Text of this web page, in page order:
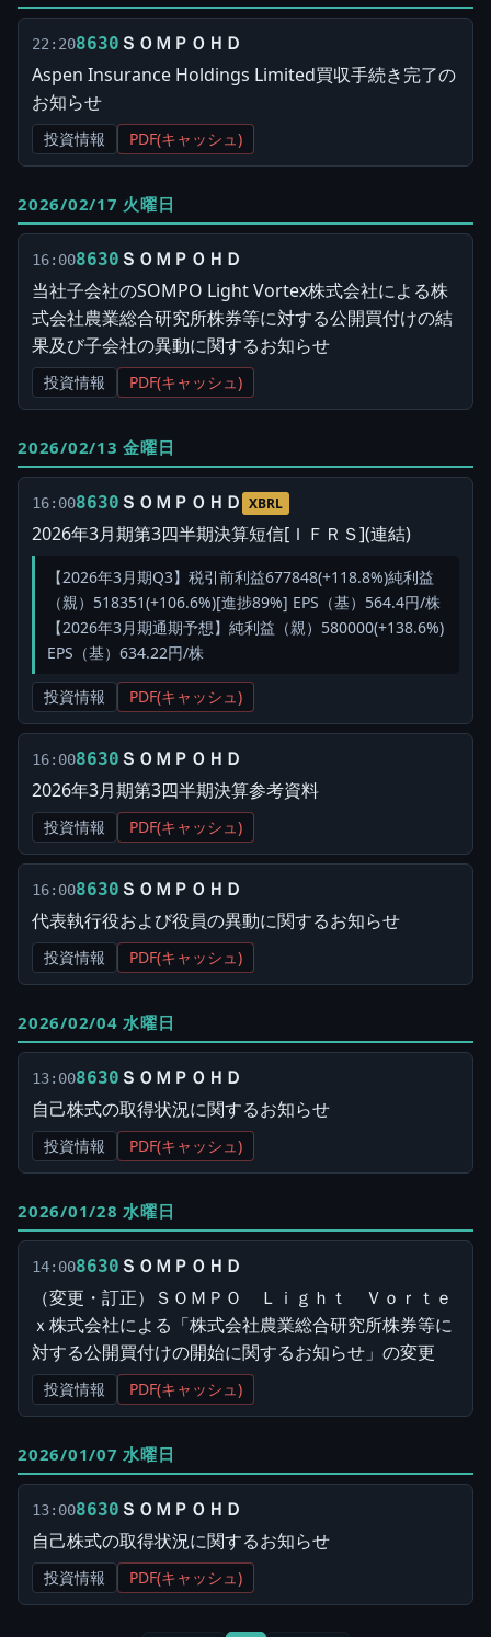
22:208630 ＳＯＭＰＯＨＤ
Aspen Insurance Holdings Limited買収手続き完了の
お知らせ
投資情報 PDF(キャッシュ)
2026/02/17 火曜日
16:008630 ＳＯＭＰＯＨＤ
当社子会社のSOMPO Light Vortex株式会社による株
式会社農業総合研究所株券等に対する公開買付けの結
果及び子会社の異動に関するお知らせ
投資情報 PDF(キャッシュ)
2026/02/13 金曜日
16:008630 ＳＯＭＰＯＨＤ XBRL
2026年3月期第3四半期決算短信[ＩＦＲＳ](連結)
【2026年3月期Q3】税引前利益677848(+118.8%)純利益
（親）518351(+106.6%)[進捗89%] EPS（基）564.4円/株
【2026年3月期通期予想】純利益（親）580000(+138.6%)
EPS（基）634.22円/株
投資情報 PDF(キャッシュ)
16:008630 ＳＯＭＰＯＨＤ
2026年3月期第3四半期決算参考資料
投資情報 PDF(キャッシュ)
16:008630 ＳＯＭＰＯＨＤ
代表執行役および役員の異動に関するお知らせ
投資情報 PDF(キャッシュ)
2026/02/04 水曜日
13:008630 ＳＯＭＰＯＨＤ
自己株式の取得状況に関するお知らせ
投資情報 PDF(キャッシュ)
2026/01/28 水曜日
14:008630 ＳＯＭＰＯＨＤ
（変更・訂正）ＳＯＭＰＯ Ｌｉｇｈｔ Ｖｏｒｔｅ
ｘ株式会社による「株式会社農業総合研究所株券等に
対する公開買付けの開始に関するお知らせ」の変更
投資情報 PDF(キャッシュ)
2026/01/07 水曜日
13:008630 ＳＯＭＰＯＨＤ
自己株式の取得状況に関するお知らせ
投資情報 PDF(キャッシュ)